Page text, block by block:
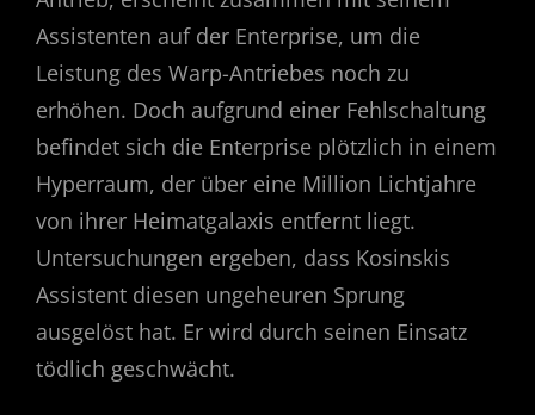
Assistenten auf der Enterprise, um die
Leistung des Warp-Antriebes noch zu
erhöhen. Doch aufgrund einer Fehlschaltung
befindet sich die Enterprise plötzlich in einem
Hyperraum, der über eine Million Lichtjahre
von ihrer Heimatgalaxis entfernt liegt.
Untersuchungen ergeben, dass Kosinskis
Assistent diesen ungeheuren Sprung
ausgelöst hat. Er wird durch seinen Einsatz
tödlich geschwächt.